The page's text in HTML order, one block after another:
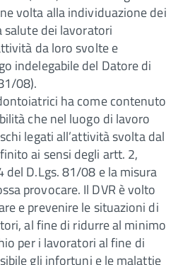
volta alla individuazione dei
salute dei lavoratori
da loro svolte e
indelegabile del Datore di
08).
ha come contenuto
che nel luogo di lavoro
legati all’attività svolta dal
ai sensi degli artt. 2,
del D.Lgs. 81/08 e la misura
provocare. Il DVR è volto
e prevenire le situazioni di
al fine di ridurre al minimo
per i lavoratori al fine di
gli infortuni e le malattie